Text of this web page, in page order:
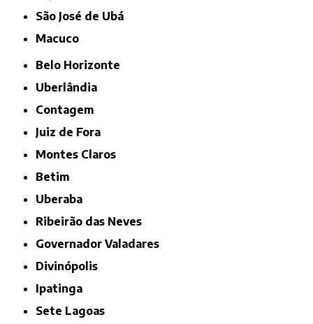
São José de Ubá
Macuco
Belo Horizonte
Uberlândia
Contagem
Juiz de Fora
Montes Claros
Betim
Uberaba
Ribeirão das Neves
Governador Valadares
Divinópolis
Ipatinga
Sete Lagoas